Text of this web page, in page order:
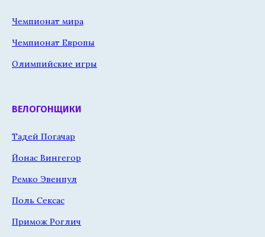
Чемпионат мира
Чемпионат Европы
Олимпийские игры
ВЕЛОГОНЩИКИ
Тадей Погачар
Йонас Вингегор
Ремко Эвенпул
Поль Сексас
Примож Роглич